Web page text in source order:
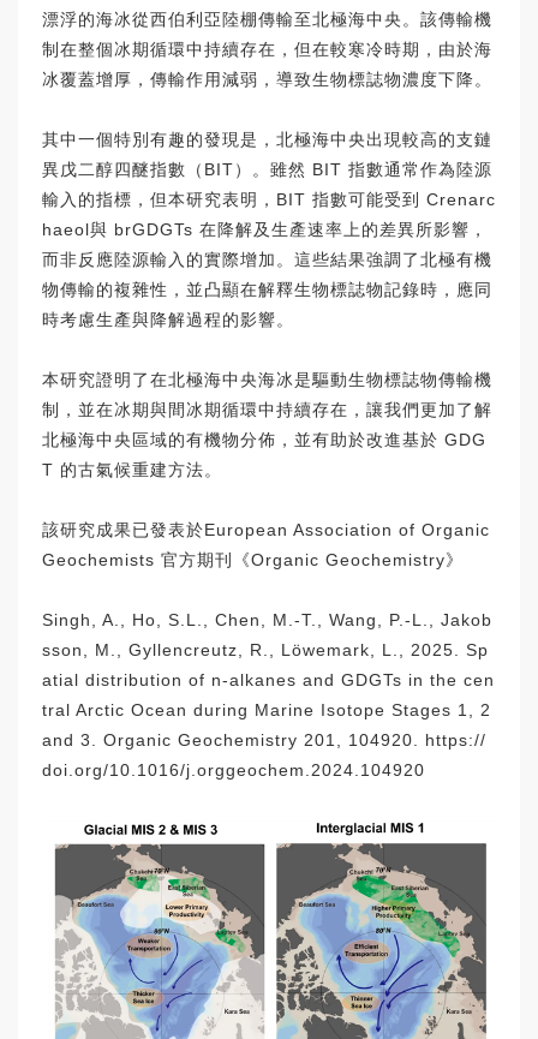
漂浮的海冰從西伯利亞陸棚傳輸至北極海中央。該傳輸機
制在整個冰期循環中持續存在，但在較寒冷時期，由於海
冰覆蓋增厚，傳輸作用減弱，導致生物標誌物濃度下降。
其中一個特別有趣的發現是，北極海中央出現較高的支鏈
異戊二醇四醚指數（BIT）。雖然 BIT 指數通常作為陸源
輸入的指標，但本研究表明，BIT 指數可能受到 Crenarc
haeol與 brGDGTs 在降解及生產速率上的差異所影響，
而非反應陸源輸入的實際增加。這些結果強調了北極有機
物傳輸的複雜性，並凸顯在解釋生物標誌物記錄時，應同
時考慮生產與降解過程的影響。
本研究證明了在北極海中央海冰是驅動生物標誌物傳輸機
制，並在冰期與間冰期循環中持續存在，讓我們更加了解
北極海中央區域的有機物分佈，並有助於改進基於 GDG
T 的古氣候重建方法。
該研究成果已發表於European Association of Organic
Geochemists 官方期刊《Organic Geochemistry》
Singh, A., Ho, S.L., Chen, M.-T., Wang, P.-L., Jakob
sson, M., Gyllencreutz, R., Löwemark, L., 2025. Sp
atial distribution of n-alkanes and GDGTs in the cen
tral Arctic Ocean during Marine Isotope Stages 1, 2
and 3. Organic Geochemistry 201, 104920. https://
doi.org/10.1016/j.orggeochem.2024.104920